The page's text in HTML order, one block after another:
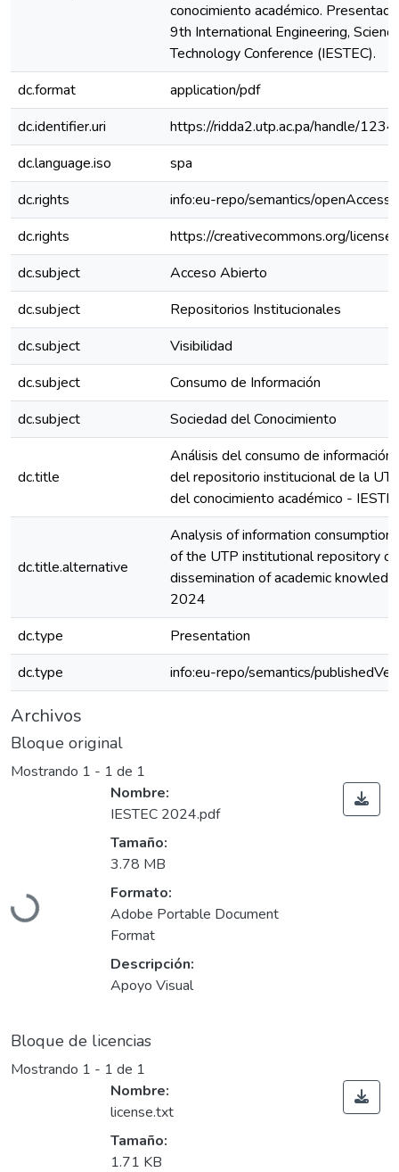
conocimiento académico.
9th International Engineering,
Technology Conference (IESTEC).
dc.format
application/pdf
dc.identifier.uri
https://ridda2.utp.ac.pa/handle/
dc.language.iso
spa
dc.rights
info:eu-repo/semantics/openAccess
dc.rights
https://creativecommons.org/
dc.subject
Acceso Abierto
dc.subject
Repositorios Institucionales
dc.subject
Visibilidad
dc.subject
Consumo de Información
dc.subject
Sociedad del Conocimiento
dc.title
Análisis del consumo de información
del repositorio institucional de la
del conocimiento académico -
dc.title.alternative
Analysis of information consumption
of the UTP institutional repository
dissemination of academic
2024
dc.type
Presentation
dc.type
info:eu-repo/semantics/
Archivos
Bloque original
Mostrando 1 - 1 de 1
Cargando...
Nombre:
IESTEC 2024.pdf
Tamaño:
3.78 MB
Formato:
Adobe Portable Document
Format
Descripción:
Apoyo Visual
Bloque de licencias
Mostrando 1 - 1 de 1
Nombre:
license.txt
Tamaño:
1.71 KB